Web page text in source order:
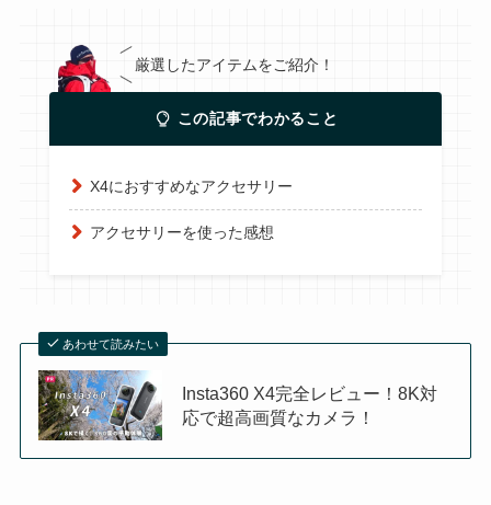
厳選したアイテムをご紹介！
この記事でわかること
X4におすすめなアクセサリー
アクセサリーを使った感想
あわせて読みたい
Insta360 X4完全レビュー！8K対
応で超高画質なカメラ！